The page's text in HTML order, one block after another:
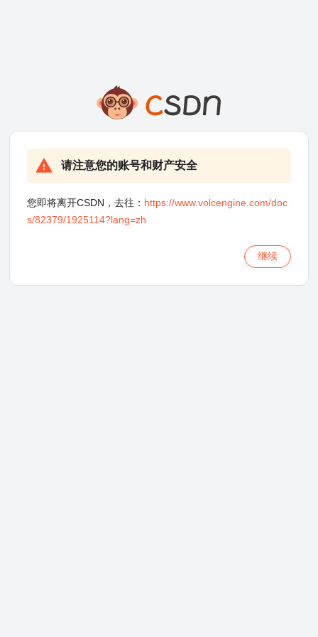
请注意您的账号和财产安全
您即将离开CSDN，去往： https://www.volcengine.com/doc
s/82379/1925114?lang=zh
继续